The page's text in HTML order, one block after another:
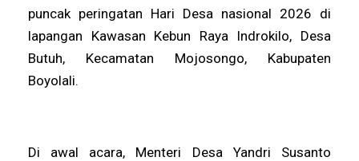
puncak peringatan Hari Desa nasional 2026 di
lapangan Kawasan Kebun Raya Indrokilo, Desa
Butuh, Kecamatan Mojosongo, Kabupaten
Boyolali.
Di awal acara, Menteri Desa Yandri Susanto